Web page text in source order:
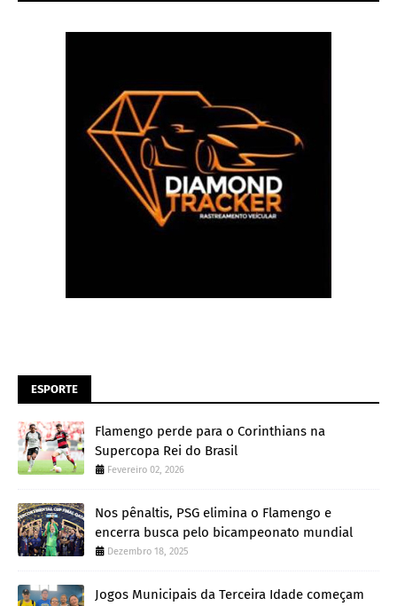
ESPORTE
Flamengo perde para o Corinthians na
Supercopa Rei do Brasil
Fevereiro 02, 2026
Nos pênaltis, PSG elimina o Flamengo e
encerra busca pelo bicampeonato mundial
Dezembro 18, 2025
Jogos Municipais da Terceira Idade começam